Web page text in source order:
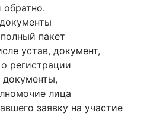
пакет
устав, документ,
регистрации
лица
заявку на участие